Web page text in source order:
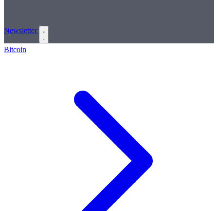
Newsletter
Bitcoin